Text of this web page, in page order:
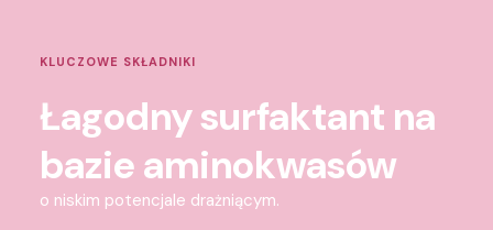
KLUCZOWE SKŁADNIKI
Łagodny surfaktant na
bazie aminokwasów
o niskim potencjale drażniącym.